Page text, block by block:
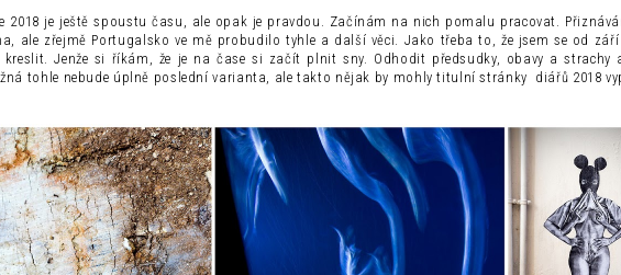
2018 je ještě spoustu času, ale opak je pravdou. Začínám na nich pomalu pracovat.
ale zřejmě Portugalsko ve mě probudilo tyhle a další věci. Jako třeba to, že jsem se od
kreslit. Jenže si říkám, že je na čase si začít plnit sny. Odhodit předsudky, obavy a strachy
tohle nebude úplně poslední varianta, ale takto nějak by mohly titulní stránky diářů 2018